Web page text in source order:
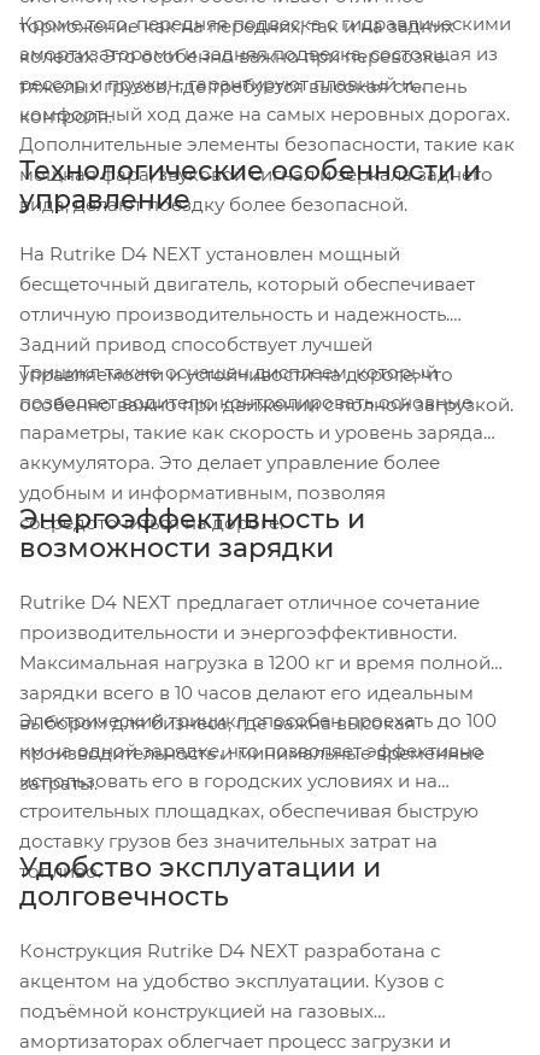
торможение как на передних, так и на задних
колесах. Это особенно важно при перевозке
тяжелых грузов, где требуется высокая степень
контроля.
Кроме того, передняя подвеска с гидравлическими
амортизаторами и задняя подвеска, состоящая из
рессор и пружин, гарантируют плавный и
комфортный ход даже на самых неровных дорогах.
Дополнительные элементы безопасности, такие как
мощная фара, звуковой сигнал и зеркала заднего
вида, делают поездку более безопасной.
Технологические особенности и
управление
На Rutrike D4 NEXT установлен мощный
бесщеточный двигатель, который обеспечивает
отличную производительность и надежность.
Задний привод способствует лучшей
управляемости и устойчивости на дороге, что
особенно важно при движении с полной загрузкой.
Трицикл также оснащен дисплеем, который
позволяет водителю контролировать основные
параметры, такие как скорость и уровень заряда
аккумулятора. Это делает управление более
удобным и информативным, позволяя
сосредоточиться на дороге.
Энергоэффективность и
возможности зарядки
Rutrike D4 NEXT предлагает отличное сочетание
производительности и энергоэффективности.
Максимальная нагрузка в 1200 кг и время полной
зарядки всего в 10 часов делают его идеальным
выбором для бизнеса, где важна высокая
производительность и минимальные временные
затраты.
Электрический трицикл способен проехать до 100
км на одной зарядке, что позволяет эффективно
использовать его в городских условиях и на
строительных площадках, обеспечивая быструю
доставку грузов без значительных затрат на
топливо.
Удобство эксплуатации и
долговечность
Конструкция Rutrike D4 NEXT разработана с
акцентом на удобство эксплуатации. Кузов с
подъёмной конструкцией на газовых
амортизаторах облегчает процесс загрузки и